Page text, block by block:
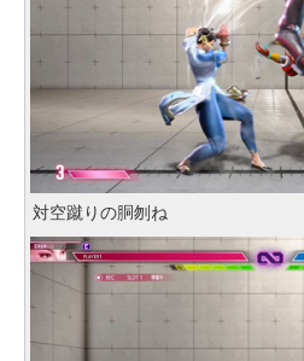
対空蹴りの胴刎ね